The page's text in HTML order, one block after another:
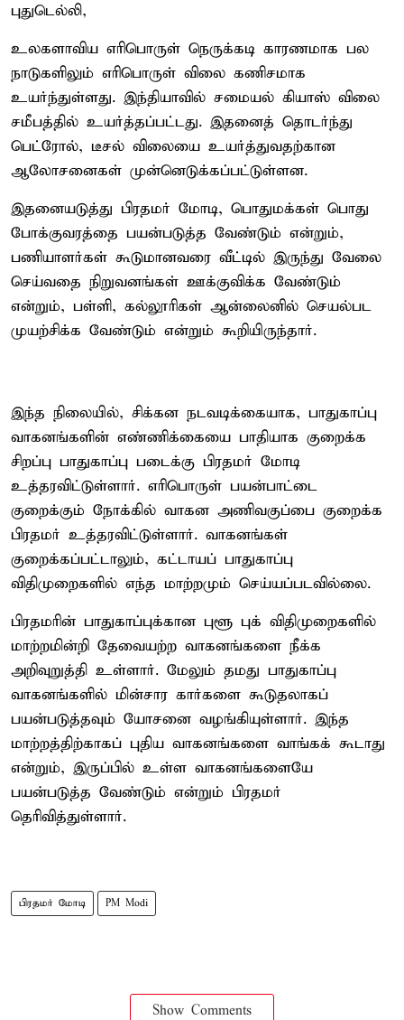
புதுடெல்லி,
உலகளாவிய எரிபொருள் நெருக்கடி காரணமாக பல
நாடுகளிலும் எரிபொருள் விலை கணிசமாக
உயர்ந்துள்ளது. இந்தியாவில் சமையல் கியாஸ் விலை
சமீபத்தில் உயர்த்தப்பட்டது. இதனைத் தொடர்ந்து
பெட்ரோல், டீசல் விலையை உயர்த்துவதற்கான
ஆலோசனைகள் முன்னெடுக்கப்பட்டுள்ளன.
இதனையடுத்து பிரதமர் மோடி, பொதுமக்கள் பொது
போக்குவரத்தை பயன்படுத்த வேண்டும் என்றும்,
பணியாளர்கள் கூடுமானவரை வீட்டில் இருந்து வேலை
செய்வதை நிறுவனங்கள் ஊக்குவிக்க வேண்டும்
என்றும், பள்ளி, கல்லூரிகள் ஆன்லைனில் செயல்பட
முயற்சிக்க வேண்டும் என்றும் கூறியிருந்தார்.
இந்த நிலையில், சிக்கன நடவடிக்கையாக, பாதுகாப்பு
வாகனங்களின் எண்ணிக்கையை பாதியாக குறைக்க
சிறப்பு பாதுகாப்பு படைக்கு பிரதமர் மோடி
உத்தரவிட்டுள்ளார். எரிபொருள் பயன்பாட்டை
குறைக்கும் நோக்கில் வாகன அணிவகுப்பை குறைக்க
பிரதமர் உத்தரவிட்டுள்ளார். வாகனங்கள்
குறைக்கப்பட்டாலும், கட்டாயப் பாதுகாப்பு
விதிமுறைகளில் எந்த மாற்றமும் செய்யப்படவில்லை.
பிரதமரின் பாதுகாப்புக்கான புளூ புக் விதிமுறைகளில்
மாற்றமின்றி தேவையற்ற வாகனங்களை நீக்க
அறிவுறுத்தி உள்ளார். மேலும் தமது பாதுகாப்பு
வாகனங்களில் மின்சார கார்களை கூடுதலாகப்
பயன்படுத்தவும் யோசனை வழங்கியுள்ளார். இந்த
மாற்றத்திற்காகப் புதிய வாகனங்களை வாங்கக் கூடாது
என்றும், இருப்பில் உள்ள வாகனங்களையே
பயன்படுத்த வேண்டும் என்றும் பிரதமர்
தெரிவித்துள்ளார்.
பிரதமர் மோடி PM Modi
Show Comments